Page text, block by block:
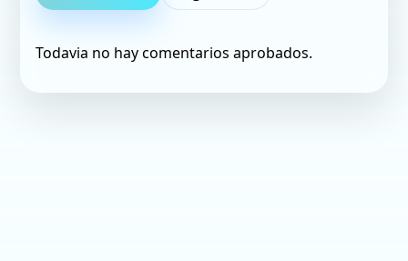
Todavia no hay comentarios aprobados.